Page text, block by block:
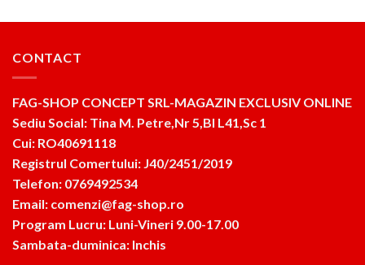
CONTACT
FAG-SHOP CONCEPT SRL-MAGAZIN EXCLUSIV ONLINE
Sediu Social: Tina M. Petre,Nr 5,Bl L41,Sc 1
Cui: RO40691118
Registrul Comertului: J40/2451/2019
Telefon: 0769492534
Email: comenzi@fag-shop.ro
Program Lucru: Luni-Vineri 9.00-17.00
Sambata-duminica: Inchis